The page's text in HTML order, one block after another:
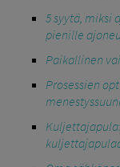
5 syytä, miksi
pienille
Paikallinen
Prosessien